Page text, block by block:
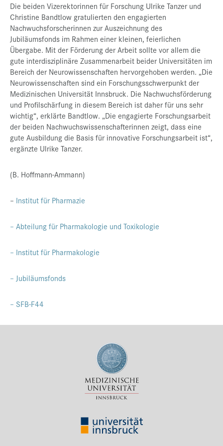
Die beiden Vizerektorinnen für Forschung Ulrike Tanzer und
Christine Bandtlow gratulierten den engagierten
Nachwuchsforscherinnen zur Auszeichnung des
Jubiläumsfonds im Rahmen einer kleinen, feierlichen
Übergabe. Mit der Förderung der Arbeit sollte vor allem die
gute interdisziplinäre Zusammenarbeit beider Universitäten im
Bereich der Neurowissenschaften hervorgehoben werden. „Die
Neurowissenschaften sind ein Forschungsschwerpunkt der
Medizinischen Universität Innsbruck. Die Nachwuchsförderung
und Profilschärfung in diesem Bereich ist daher für uns sehr
wichtig“, erklärte Bandtlow. „Die engagierte Forschungsarbeit
der beiden Nachwuchswissenschafterinnen zeigt, dass eine
gute Ausbildung die Basis für innovative Forschungsarbeit ist“,
ergänzte Ulrike Tanzer.
(B. Hoffmann-Ammann)
– Institut für Pharmazie
– Abteilung für Pharmakologie und Toxikologie
– Institut für Pharmakologie
– Jubiläumsfonds
– SFB-F44